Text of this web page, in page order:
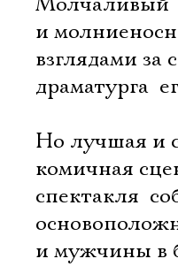
и
взглядами за
драматурга 
Но лучшая и
комичная
спектакля 
и мужчины в